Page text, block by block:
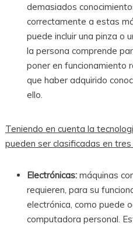
demasiados
correctamente a estas
puede incluir una pinza o
la persona comprende
poner en funcionamiento
que haber adquirido
ello.
Teniendo en cuenta la
pueden ser clasificadas en
Electrónicas:máquinas
requieren, para su
electrónica, como puede
computadora personal.